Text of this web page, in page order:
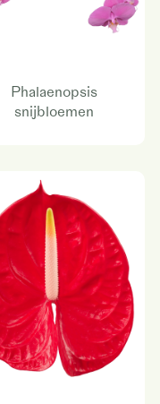
Phalaenopsis
snijbloemen